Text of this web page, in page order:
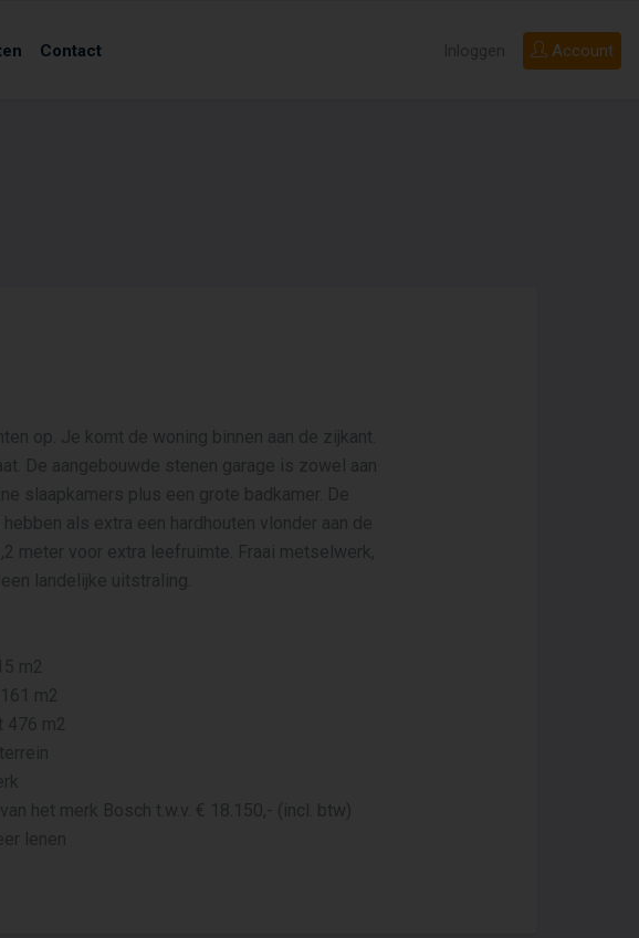
Contact Account
Inloggen
op. Je komt de woning binnen aan de zijkant.
De aangebouwde stenen garage is zowel aan
slaapkamers plus een grote badkamer. De
als extra een hardhouten vlonder aan de
meter voor extra leefruimte. Fraai metselwerk,
landelijke uitstraling.
m2
m2
476 m2
het merk Bosch t.w.v. € 18.150,- (incl. btw)
lenen